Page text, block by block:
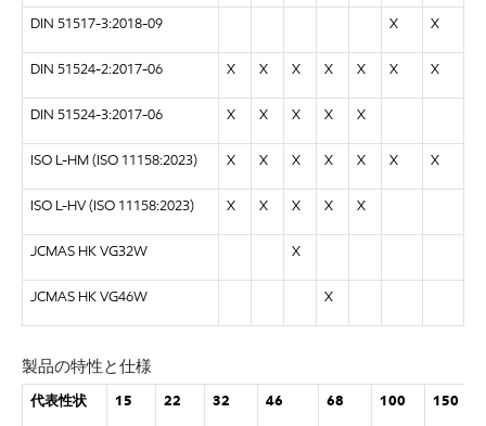
DIN 51517-3:2018-09 X X
DIN 51524-2:2017-06 X X X X X X X
DIN 51524-3:2017-06 X X X X X
ISO L-HM (ISO 11158:2023) X X X X X X X
ISO L-HV (ISO 11158:2023) X X X X X
JCMAS HK VG32W X
JCMAS HK VG46W X
製品の特性と仕様
代表性状 15 22 32 46 68 100 150